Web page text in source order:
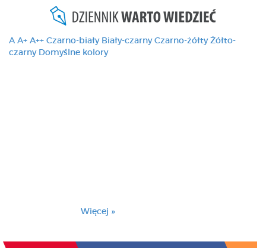
A A+ A++ Czarno-biały Biały-czarny Czarno-żółty Żółto-
czarny Domyślne kolory
Więcej »